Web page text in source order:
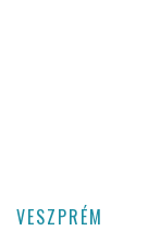
VESZPRÉM